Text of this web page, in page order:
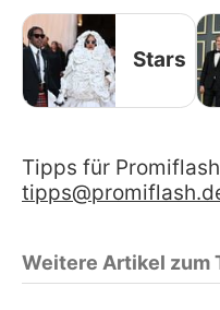
Stars
Tipps für
Weitere Artikel zum